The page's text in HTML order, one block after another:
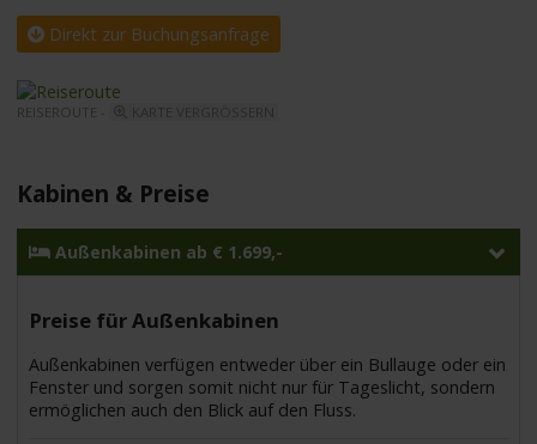
Direkt zur Buchungsanfrage
REISEROUTE -
Kabinen & Preise
Außenkabinen ab € 1.699,-
Preise für Außenkabinen
Außenkabinen verfügen entweder über ein Bullauge oder ein
Fenster und sorgen somit nicht nur für Tageslicht, sondern
ermöglichen auch den Blick auf den Fluss.